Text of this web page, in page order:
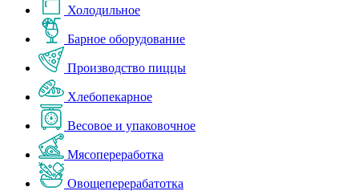
Холодильное
Барное оборудование
Производство пиццы
Хлебопекарное
Весовое и упаковочное
Мясопереработка
Овощеперерабатотка